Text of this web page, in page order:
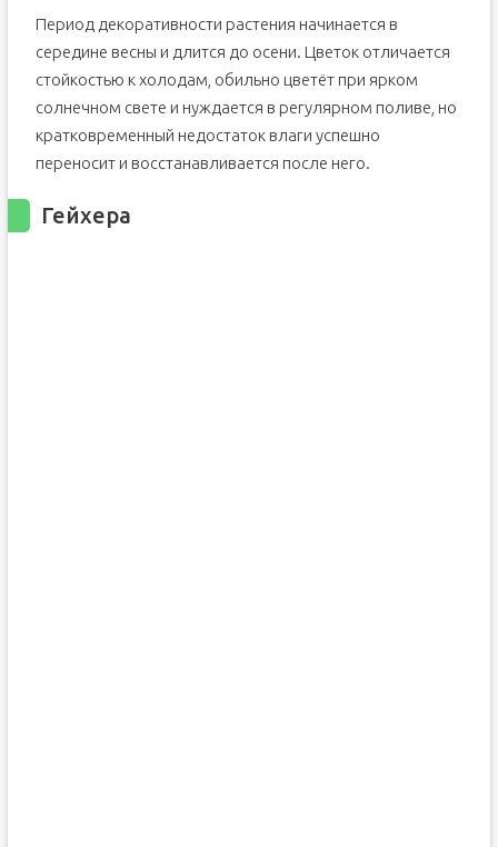
Период декоративности растения начинается в
середине весны и длится до осени. Цветок отличается
стойкостью к холодам, обильно цветёт при ярком
солнечном свете и нуждается в регулярном поливе, но
кратковременный недостаток влаги успешно
переносит и восстанавливается после него.
Гейхера